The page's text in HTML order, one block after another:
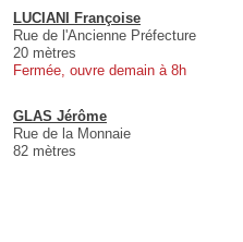
LUCIANI Françoise
Rue de l'Ancienne Préfecture
20 mètres
Fermée, ouvre demain à 8h
GLAS Jérôme
Rue de la Monnaie
82 mètres